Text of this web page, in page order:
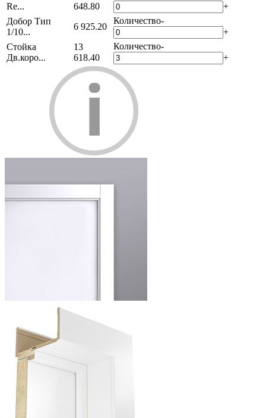
Re...
648.80
+
Добор Тип
1/10...
6 925.20
Количество-
+
Стойка
Дв.коро...
13
618.40
Количество-
+